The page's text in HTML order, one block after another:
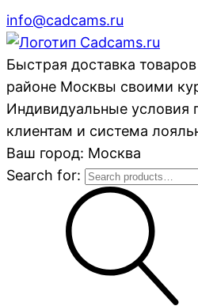
info@cadcams.ru
Быстрая доставка
районе Москвы своими
Индивидуальные условия
клиентам и система
Ваш город: Москва
Search for: